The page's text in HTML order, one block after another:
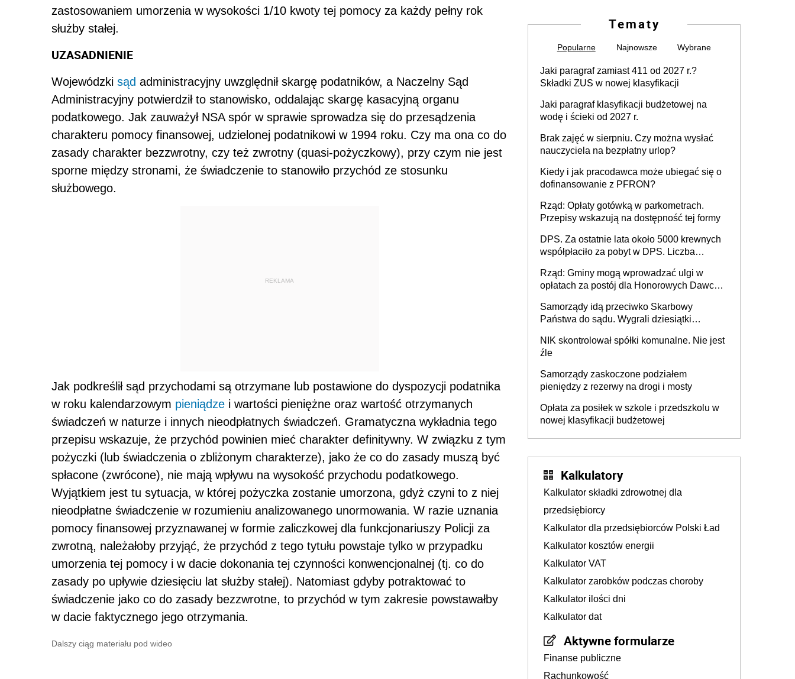
zastosowaniem umorzenia w wysokości 1/10 kwoty tej pomocy za każdy pełny rok
służby stałej.
UZASADNIENIE
Wojewódzki sąd administracyjny uwzględnił skargę podatników, a Naczelny Sąd
Administracyjny potwierdził to stanowisko, oddalając skargę kasacyjną organu
podatkowego. Jak zauważył NSA spór w sprawie sprowadza się do przesądzenia
charakteru pomocy finansowej, udzielonej podatnikowi w 1994 roku. Czy ma ona co do
zasady charakter bezzwrotny, czy też zwrotny (quasi-pożyczkowy), przy czym nie jest
sporne między stronami, że świadczenie to stanowiło przychód ze stosunku
służbowego.
REKLAMA
Jak podkreślił sąd przychodami są otrzymane lub postawione do dyspozycji podatnika
w roku kalendarzowym pieniądze i wartości pieniężne oraz wartość otrzymanych
świadczeń w naturze i innych nieodpłatnych świadczeń. Gramatyczna wykładnia tego
przepisu wskazuje, że przychód powinien mieć charakter definitywny. W związku z tym
pożyczki (lub świadczenia o zbliżonym charakterze), jako że co do zasady muszą być
spłacone (zwrócone), nie mają wpływu na wysokość przychodu podatkowego.
Wyjątkiem jest tu sytuacja, w której pożyczka zostanie umorzona, gdyż czyni to z niej
nieodpłatne świadczenie w rozumieniu analizowanego unormowania. W razie uznania
pomocy finansowej przyznawanej w formie zaliczkowej dla funkcjonariuszy Policji za
zwrotną, należałoby przyjąć, że przychód z tego tytułu powstaje tylko w przypadku
umorzenia tej pomocy i w dacie dokonania tej czynności konwencjonalnej (tj. co do
zasady po upływie dziesięciu lat służby stałej). Natomiast gdyby potraktować to
świadczenie jako co do zasady bezzwrotne, to przychód w tym zakresie powstawałby
w dacie faktycznego jego otrzymania.
Dalszy ciąg materiału pod wideo
Tematy
Popularne Najnowsze Wybrane
Jaki paragraf zamiast 411 od 2027 r.?
Składki ZUS w nowej klasyfikacji
Jaki paragraf klasyfikacji budżetowej na
wodę i ścieki od 2027 r.
Brak zajęć w sierpniu. Czy można wysłać
nauczyciela na bezpłatny urlop?
Kiedy i jak pracodawca może ubiegać się o
dofinansowanie z PFRON?
Rząd: Opłaty gotówką w parkometrach.
Przepisy wskazują na dostępność tej formy
DPS. Za ostatnie lata około 5000 krewnych
współpłaciło za pobyt w DPS. Liczba
Rząd: Gminy mogą wprowadzać ulgi w
opłatach za postój dla Honorowych Dawców
Samorządy idą przeciwko Skarbowy
Państwa do sądu. Wygrali dziesiątki
NIK skontrolował spółki komunalne. Nie jest
źle
Samorządy zaskoczone podziałem
pieniędzy z rezerwy na drogi i mosty
Opłata za posiłek w szkole i przedszkolu w
nowej klasyfikacji budżetowej
Kalkulatory
Kalkulator składki zdrowotnej dla
przedsiębiorcy
Kalkulator dla przedsiębiorców Polski Ład
Kalkulator kosztów energii
Kalkulator VAT
Kalkulator zarobków podczas choroby
Kalkulator ilości dni
Kalkulator dat
Aktywne formularze
Finanse publiczne
Rachunkowość